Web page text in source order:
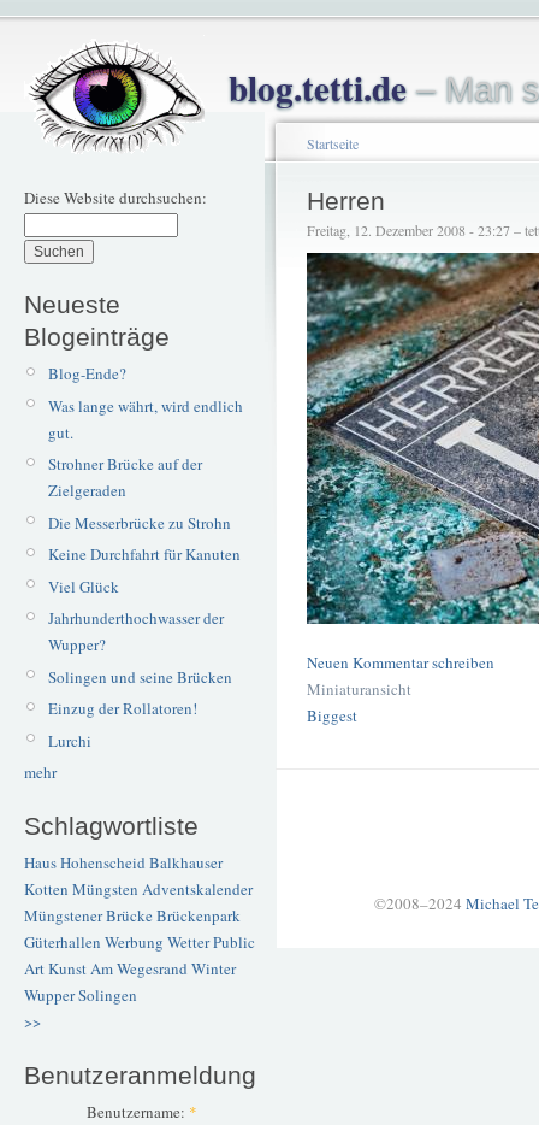
blog.tetti.de– Man
Diese Website durchsuchen:
Neueste
Blogeinträge
Blog-Ende?
Was lange währt, wird endlich
gut.
Strohner Brücke auf der
Zielgeraden
Die Messerbrücke zu Strohn
Keine Durchfahrt für Kanuten
Viel Glück
Jahrhunderthochwasser der
Wupper?
Solingen und seine Brücken
Einzug der Rollatoren!
Lurchi
mehr
Schlagwortliste
Haus Hohenscheid Balkhauser
Kotten Müngsten Adventskalender
Müngstener BrückeBrückenpark
Güterhallen Werbung WetterPublic
ArtKunstAm Wegesrand Winter
WupperSolingen
>>
Benutzeranmeldung
Benutzername: *
Startseite
Herren
Freitag, 12. Dezember 2008 - 23:27 –
Neuen Kommentar schreiben
Miniaturansicht
Biggest
©2008–2024 Michael